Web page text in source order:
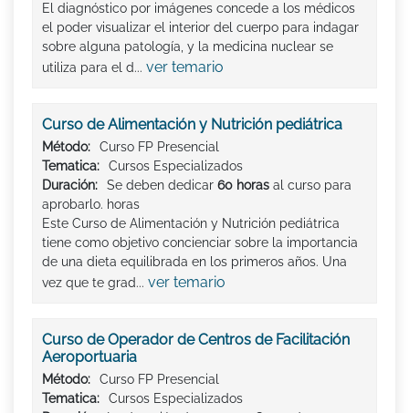
El diagnóstico por imágenes concede a los médicos
el poder visualizar el interior del cuerpo para indagar
sobre alguna patología, y la medicina nuclear se
utiliza para el d... ver temario
Curso de Alimentación y Nutrición pediátrica
Método:
Curso FP Presencial
Tematica:
Cursos Especializados
Duración:
Se deben dedicar 60 horas al curso para
aprobarlo. horas
Este Curso de Alimentación y Nutrición pediátrica
tiene como objetivo concienciar sobre la importancia
de una dieta equilibrada en los primeros años. Una
vez que te grad... ver temario
Curso de Operador de Centros de Facilitación
Aeroportuaria
Método:
Curso FP Presencial
Tematica:
Cursos Especializados